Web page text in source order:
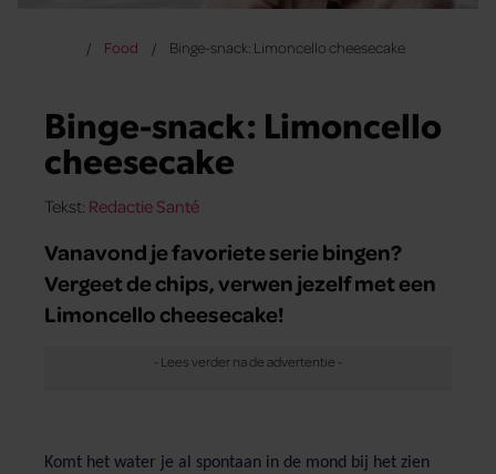
Food Binge-snack: Limoncello cheesecake
Binge-snack: Limoncello
cheesecake
Tekst: Redactie Santé
Vanavond je favoriete serie bingen?
Vergeet de chips, verwen jezelf met een
Limoncello cheesecake!
Komt het water je al spontaan in de mond bij het zien